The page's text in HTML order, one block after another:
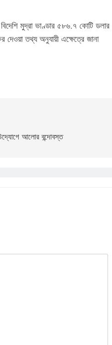
মুদ্রা ভাণ্ডার ৫৮৬.৭ কোটি ডলার
তথ্য অনুযায়ী এক্ষেত্রে জানা
আলোর বন্দোবস্ত